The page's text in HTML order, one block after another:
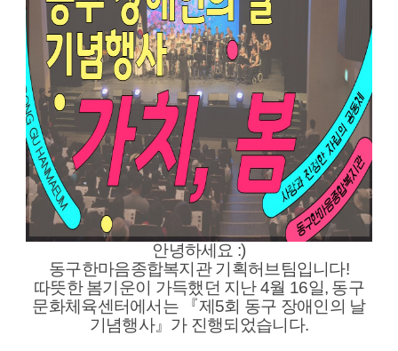
안녕하세요 :)
동구한마음종합복지관 기획허브팀입니다!
따뜻한 봄기운이 가득했던 지난 4월 16일, 동구
문화체육센터에서는 『제5회 동구 장애인의 날
기념행사』가 진행되었습니다.